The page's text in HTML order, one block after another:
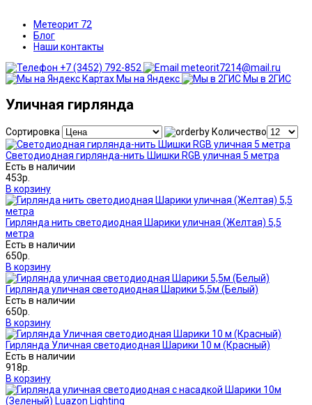
Метеорит 72
Блог
Наши контакты
+7 (3452) 792-852
meteorit7214@mail.ru
Мы на Яндекс
Мы в 2ГИС
Уличная гирлянда
Сортировка Количество
Светодиодная гирлянда-нить Шишки RGB уличная 5 метра
Есть в наличии
453р.
В корзину
Гирлянда нить светодиодная Шарики уличная (Желтая) 5,5
метра
Есть в наличии
650р.
В корзину
Гирлянда уличная светодиодная Шарики 5,5м (Белый)
Есть в наличии
650р.
В корзину
Гирлянда Уличная светодиодная Шарики 10 м (Красный)
Есть в наличии
918р.
В корзину